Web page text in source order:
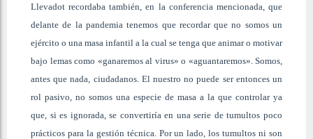
Llevadot recordaba también, en la conferencia mencionada, que
delante de la pandemia tenemos que recordar que no somos un
ejército o una masa infantil a la cual se tenga que animar o motivar
bajo lemas como «ganaremos al virus» o «aguantaremos». Somos,
antes que nada, ciudadanos. El nuestro no puede ser entonces un
rol pasivo, no somos una especie de masa a la que controlar ya
que, si es ignorada, se convertiría en una serie de tumultos poco
prácticos para la gestión técnica. Por un lado, los tumultos ni son